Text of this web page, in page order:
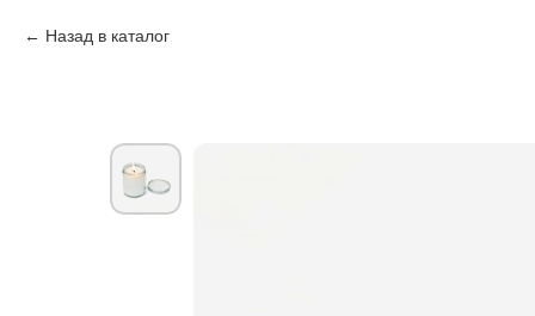
Назад в каталог